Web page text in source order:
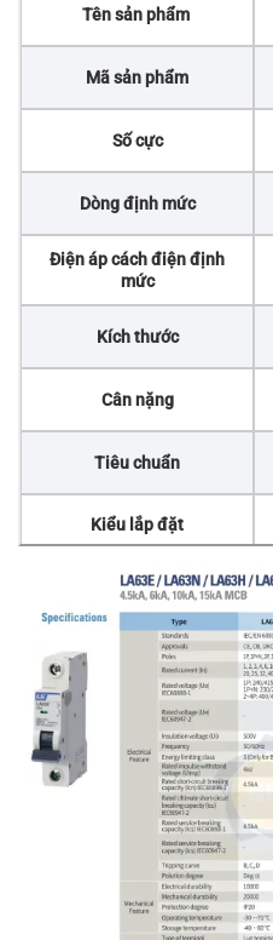
Tên sản phẩm
Mã sản phẩm
Số cực
Dòng định mức
Điện áp cách điện định
mức
Kích thước
Cân nặng
Tiêu chuẩn
Kiểu lắp đặt